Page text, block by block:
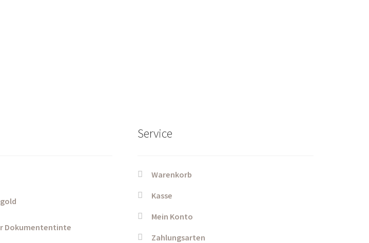
Dokumententinte
Service
Warenkorb
Kasse
Mein Konto
Zahlungsarten